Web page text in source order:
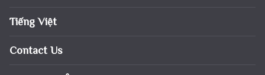
Tiếng Việt
Contact Us